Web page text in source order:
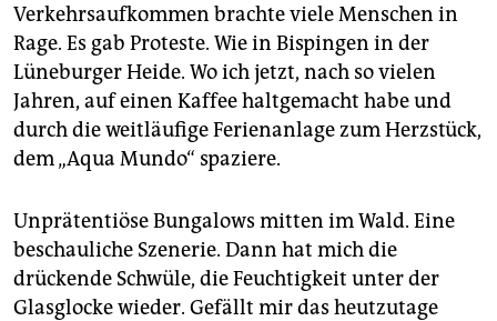
Verkehrsaufkommen brachte viele Menschen in
Rage. Es gab Proteste. Wie in Bispingen in der
Lüneburger Heide. Wo ich jetzt, nach so vielen
Jahren, auf einen Kaffee haltgemacht habe und
durch die weitläufige Ferienanlage zum Herzstück,
dem „Aqua Mundo“ spaziere.
Unprätentiöse Bungalows mitten im Wald. Eine
beschauliche Szenerie. Dann hat mich die
drückende Schwüle, die Feuchtigkeit unter der
Glasglocke wieder. Gefällt mir das heutzutage